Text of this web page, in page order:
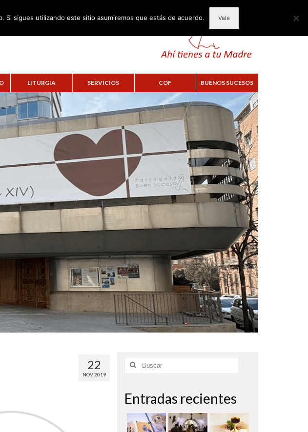
LITURGIA SERVICIOS COF BUENOS SUCESOS
22
NOV 2019
Buscar
por:
Entradas recientes
Si sigues utilizando este sitio asumiremos que estás de acuerdo. Vale